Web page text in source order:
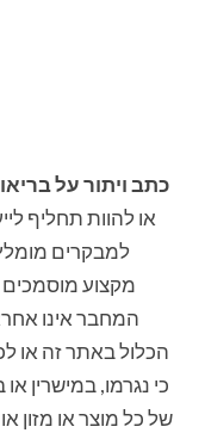
כתב ויתור על
או להוות תחליף
למבקרים
מקצוע מוסמכים
המחבר אינו
הכלול באתר זה או
כי נגרמו, במישרין או
של כל מוצר או מזון